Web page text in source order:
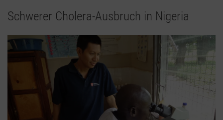
Schwerer Cholera-Ausbruch in Nigeria